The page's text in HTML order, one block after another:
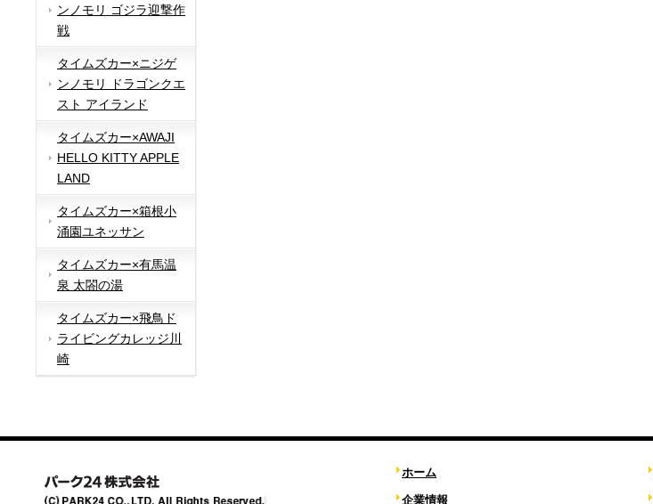
ンノモリ ゴジラ迎撃作
戦
タイムズカー×ニジゲ
ンノモリ ドラゴンクエ
スト アイランド
タイムズカー×AWAJI
HELLO KITTY APPLE
LAND
タイムズカー×箱根小
涌園ユネッサン
タイムズカー×有馬温
泉 太閤の湯
タイムズカー×飛鳥ド
ライビングカレッジ川
崎
ホーム
企業情報